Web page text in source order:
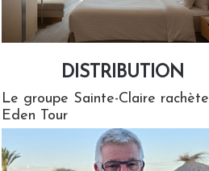
DISTRIBUTION
Le groupe Sainte-Claire rachète
Eden Tour